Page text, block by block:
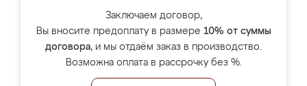
Заключаем договор,
Вы вносите предоплату в размере 10% от суммы
договора, и мы отдаём заказ в производство.
Возможна оплата в рассрочку без %.